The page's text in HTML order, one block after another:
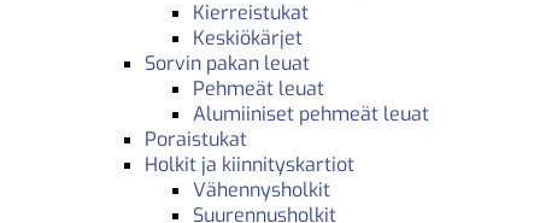
Kierreistukat
Keskiökärjet
Sorvin pakan leuat
Pehmeät leuat
Alumiiniset pehmeät leuat
Poraistukat
Holkit ja kiinnityskartiot
Vähennysholkit
Suurennusholkit